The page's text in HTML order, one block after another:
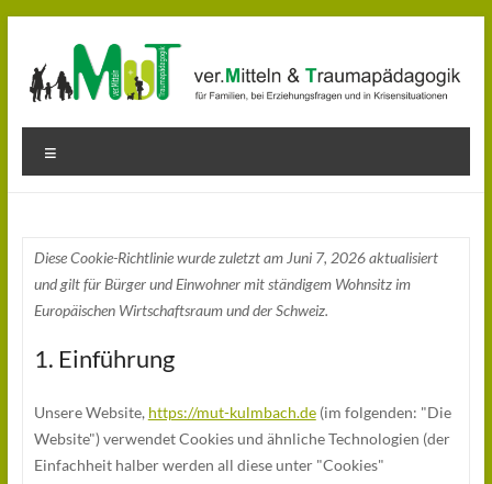
springen
MuT
–
und
Traumapädagogik
Situationen
finden
Diese Cookie-Richtlinie wurde zuletzt am Juni 7, 2026 aktualisiert
und gilt für Bürger und Einwohner mit ständigem Wohnsitz im
Europäischen Wirtschaftsraum und der Schweiz.
1. Einführung
Unsere Website, https://mut-kulmbach.de(im folgenden: "Die
Website") verwendet Cookies und ähnliche Technologien (der
Einfachheit halber werden all diese unter "Cookies"